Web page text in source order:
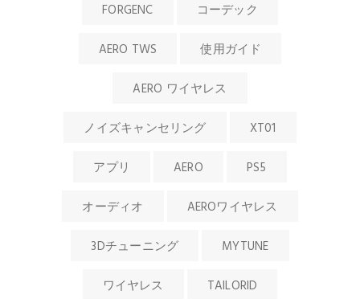
FORGENC コーデック
AERO TWS 使用ガイド
AERO ワイヤレス
ノイズキャンセリング XT01
アプリ AERO PS5
オーディオ AEROワイヤレス
3Dチューニング MYTUNE
ワイヤレス TAILORID